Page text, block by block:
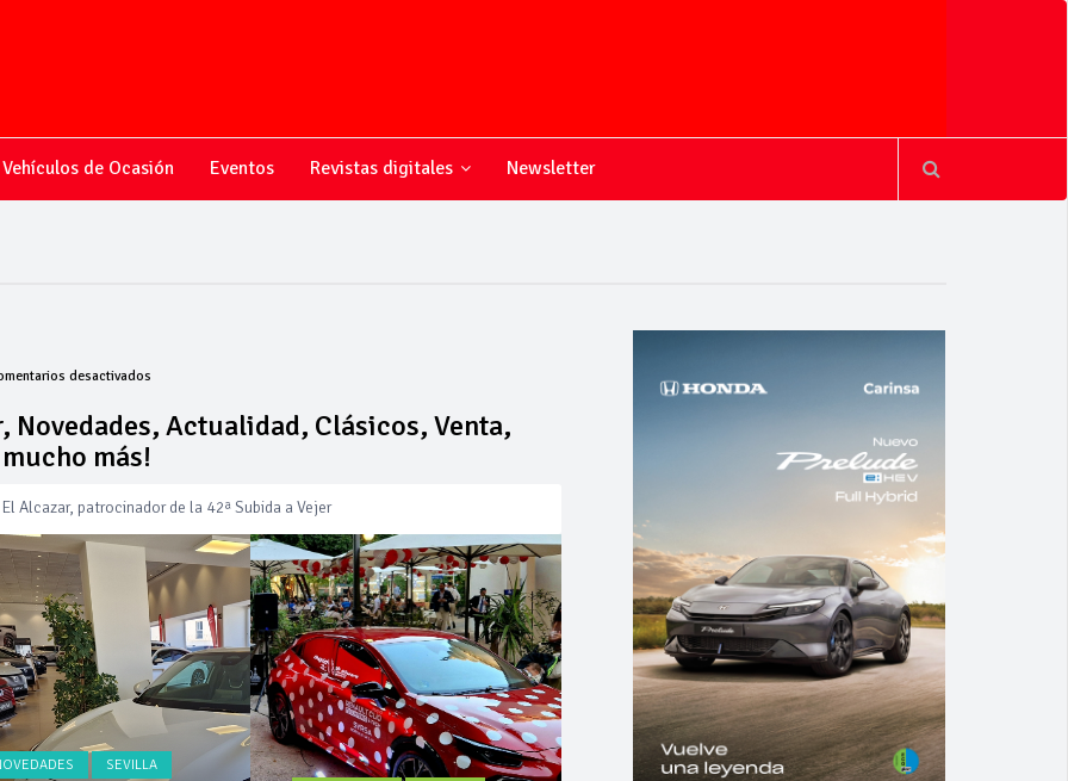
Vehículos de Ocasión Eventos Revistas digitales Newsletter
desactivadosen
sobre
el
motor,
Novedades,
Actualidad,
Clásicos,
Venta,
Pruebas,
Entrevistas,
Vídeos
y
mucho
más!
Novedades, Actualidad, Clásicos, Venta,
más!
Alcazar, patrocinador de la 42ª Subida a Vejer
mejoras en la A381 por Los Barrios
su flota de vehículos de manos de Cadimar
SEVILLA